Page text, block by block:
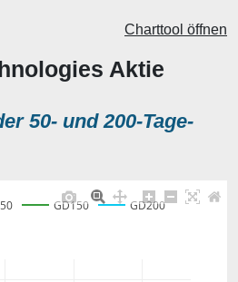
Aktie
50- und 200-Tage-
Charttool öffnen
GD150 GD200